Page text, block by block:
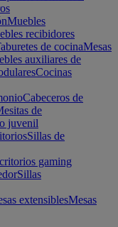
Muebles
recibidores
de cocinaMesas
auxiliares de
Cocinas
Cabeceros de
de
juvenil
Sillas de
gaming
Sillas
extensiblesMesas